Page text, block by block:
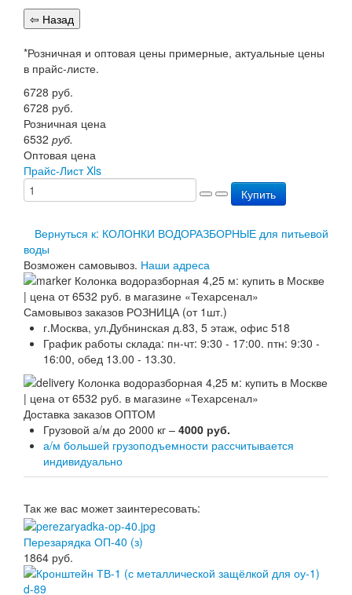
Контакты
Перезарядка
Перезарядка ОП
Перезарядка ОУ
Перезарядка ОВП
Доставка
Оплата
Гарантии
О нас
Статьи
Публичная оферта
Вопрос-Ответ
Контакты
*Розничная и оптовая цены примерные, актуальные цены
в прайс-листе.
6728 руб.
6728 руб.
Розничная цена
6532 руб.
Оптовая цена
Прайс-Лист Xls
Купить
Вернуться к: КОЛОНКИ ВОДОРАЗБОРНЫЕ для питьевой
воды
Возможен самовывоз. Наши адреса
Самовывоз заказов РОЗНИЦА (от 1шт.)
г.Москва, ул.Дубнинская д.83, 5 этаж, офис 518
График работы склада: пн-чт: 9:30 - 17:00. птн: 9:30 -
16:00, обед 13.00 - 13.30.
Доставка заказов ОПТОМ
Грузовой а/м до 2000 кг – 4000 руб.
а/м большей грузоподъемности рассчитывается
индивидуально
Так же вас может заинтересовать:
Перезарядка ОП-40 (з)
1864 руб.